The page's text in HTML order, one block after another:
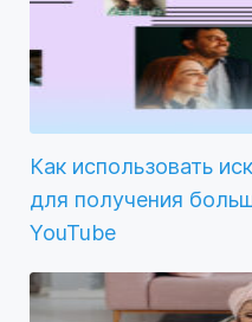
Как использовать
для получения
YouTube